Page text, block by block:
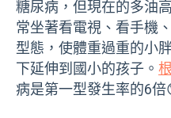
糖尿病，但現在的多油
常坐著看電視、看手機
型態，使體重過重的小
下延伸到國小的孩子。
病是第一型發生率的6倍